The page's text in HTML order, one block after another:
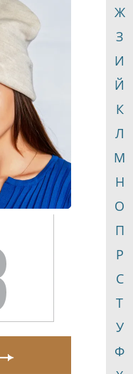
Ж
З
И
Й
К
Л
М
Н
О
П
Р
С
Т
У
Ф